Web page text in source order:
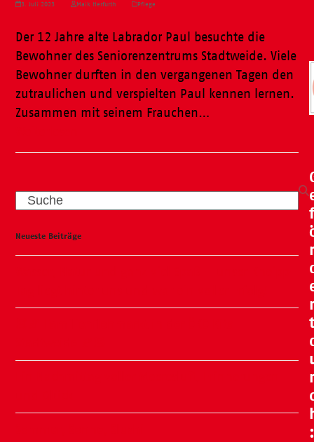
3. Juli 2023 Maik Herfurth Pflege
Der 12 Jahre alte Labrador Paul besuchte die
Bewohner des Seniorenzentrums Stadtweide. Viele
Bewohner durften in den vergangenen Tagen den
zutraulichen und verspielten Paul kennen lernen.
Zusammen mit seinem Frauchen…
Search
Neueste Beiträge
f
r
r
t
r
: